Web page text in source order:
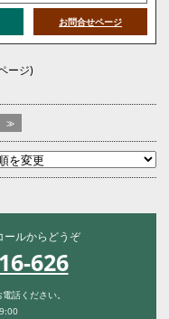
お問合せページ
ージ)
>>
ールからどうぞ
626
話ください。